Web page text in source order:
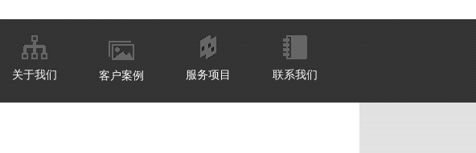
关于我们 客户案例 服务项目 联系我们